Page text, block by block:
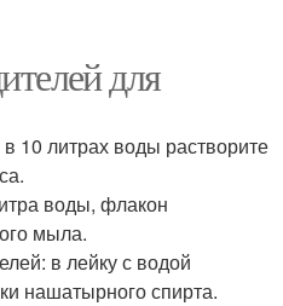
для
10 литрах воды растворите
воды, флакон
мыла.
в лейку с водой
нашатырного спирта.